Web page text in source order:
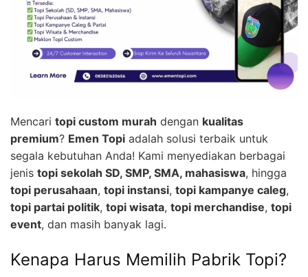
Mencari topi custom murah dengan kualitas
premium? Emen Topi adalah solusi terbaik untuk
segala kebutuhan Anda! Kami menyediakan berbagai
jenis topi sekolah SD, SMP, SMA, mahasiswa, hingga
topi perusahaan, topi instansi, topi kampanye caleg,
topi partai politik, topi wisata, topi merchandise, topi
event, dan masih banyak lagi.
Kenapa Harus Memilih Pabrik Topi?